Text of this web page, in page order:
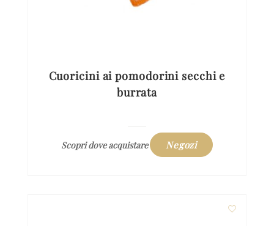
Cuoricini ai pomodorini secchi e
burrata
Scopri dove acquistare Negozi